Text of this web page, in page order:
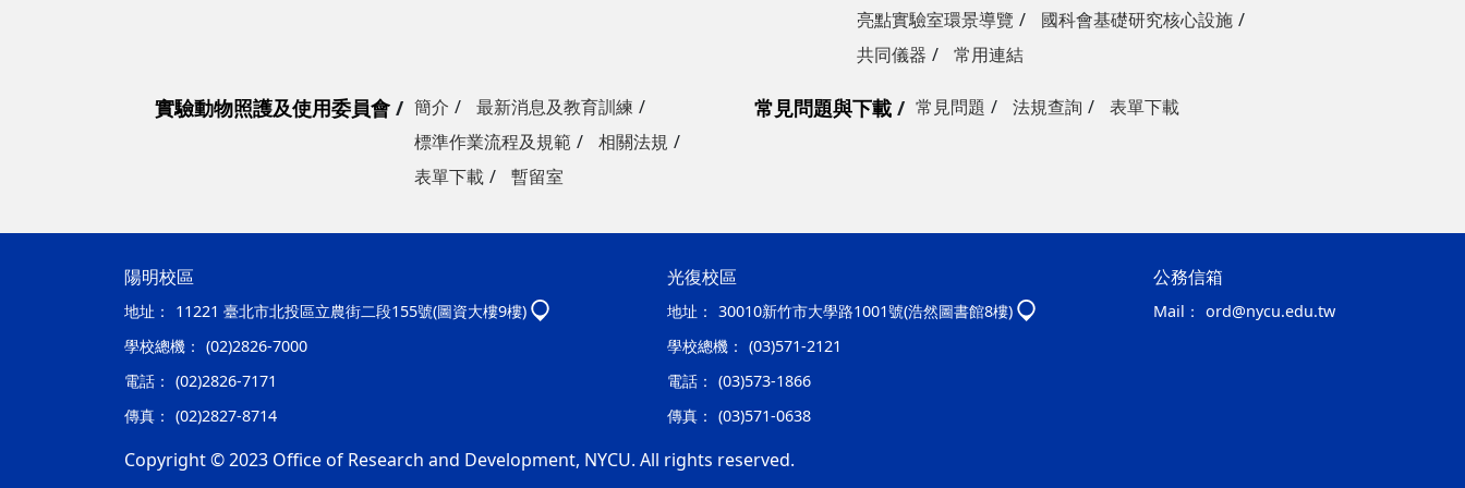
亮點實驗室環景導覽
國科會基礎研究核心設施
共同儀器
常用連結
實驗動物照護及使用委員會 簡介
最新消息及教育訓練
標準作業流程及規範
相關法規
表單下載
暫留室
常見問題與下載 常見問題 法規查詢 表單下載
陽明校區
地址：
11221 臺北市北投區立農街二段155號(圖資大樓9樓)
學校總機： (02)2826-7000
電話： (02)2826-7171
傳真： (02)2827-8714
光復校區
地址： 30010新竹市大學路1001號(浩然圖書館8樓)
學校總機： (03)571-2121
電話： (03)573-1866
傳真： (03)571-0638
公務信箱
Mail： ord@nycu.edu.tw
Copyright © 2023 Office of Research and Development, NYCU. All rights reserved.